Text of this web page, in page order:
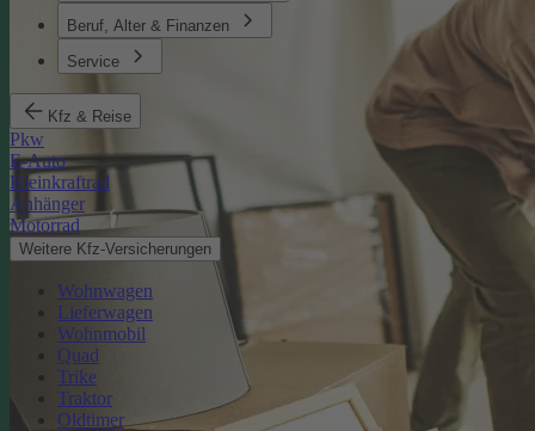
Beruf, Alter & Finanzen
Service
Kfz & Reise
Pkw
E-Auto
Kleinkraftrad
Anhänger
Motorrad
Weitere Kfz-Versicherungen
Wohnwagen
Lieferwagen
Wohnmobil
Quad
Trike
Traktor
Oldtimer